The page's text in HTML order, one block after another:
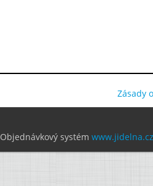
Zásady
Objednávkový systém www.jidelna.cz